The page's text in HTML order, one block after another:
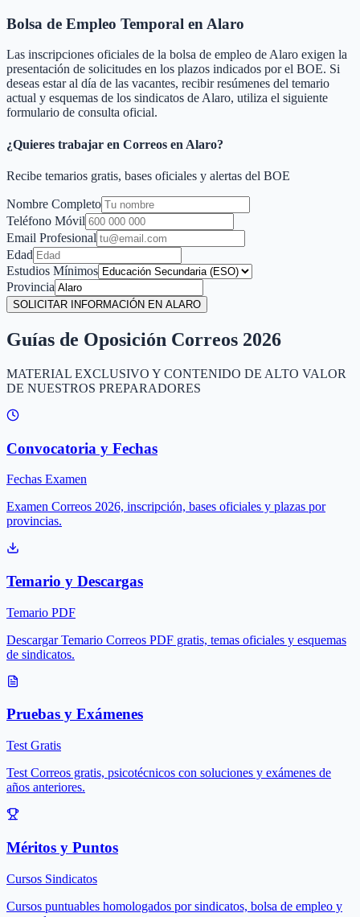
Bolsa de Empleo Temporal en Alaro
Las inscripciones oficiales de la bolsa de empleo deAlaro exigen la
presentación de solicitudes en los plazos indicados por el BOE. Si
deseas estar al día de las vacantes, recibir resúmenes del temario
actual y esquemas de los sindicatos deAlaro, utiliza el siguiente
formulario de consulta oficial.
¿Quieres trabajar en Correos en Alaro?
Recibe temarios gratis, bases oficiales y alertas del BOE
Nombre Completo
Teléfono Móvil
Email Profesional
Edad
Estudios Mínimos
Provincia
SOLICITAR INFORMACIÓN EN ALARO
Guías de Oposición Correos 2026
MATERIAL EXCLUSIVO Y CONTENIDO DE ALTO VALOR
DE NUESTROS PREPARADORES
Convocatoria y Fechas
Fechas Examen
Examen Correos 2026, inscripción, bases oficiales y plazas por
provincias.
Temario y Descargas
Temario PDF
Descargar Temario Correos PDF gratis, temas oficiales y esquemas
de sindicatos.
Pruebas y Exámenes
Test Gratis
Test Correos gratis, psicotécnicos con soluciones y exámenes de
años anteriores.
Méritos y Puntos
Cursos Sindicatos
Cursos puntuables homologados por sindicatos, bolsa de empleo y